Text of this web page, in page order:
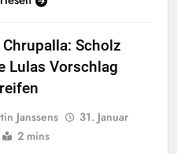
Scholz
Lulas Vorschlag
Janssens
31. Januar
2 mins